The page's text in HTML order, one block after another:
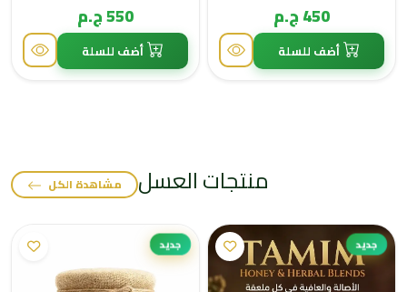
450 ج.م
أضف للسلة
550 ج.م
أضف للسلة
منتجات العسل مشاهدة الكل
جديد جديد